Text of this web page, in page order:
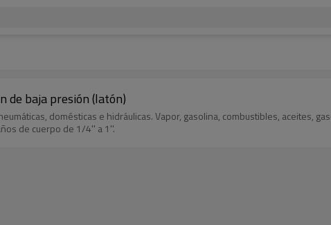
de baja presión (latón)
domésticas e hidráulicas. Vapor, gasolina, combustibles, aceites,
de cuerpo de 1/4'' a 1''.